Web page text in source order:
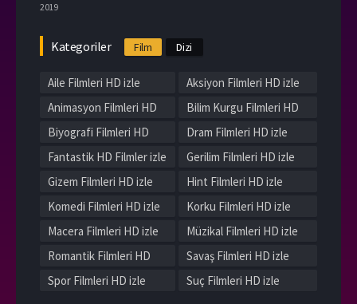
2019
Kategoriler Film Dizi
Aile Filmleri HD izle
Aksiyon Filmleri HD izle
Animasyon Filmleri HD
izle
Bilim Kurgu Filmleri HD
izle
Biyografi Filmleri HD
izle
Dram Filmleri HD izle
Fantastik HD Filmler izle
Gerilim Filmleri HD izle
Gizem Filmleri HD izle
Hint Filmleri HD izle
Komedi Filmleri HD izle
Korku Filmleri HD izle
Macera Filmleri HD izle
Müzikal Filmleri HD izle
Romantik Filmleri HD
izle
Savaş Filmleri HD izle
Spor Filmleri HD izle
Suç Filmleri HD izle